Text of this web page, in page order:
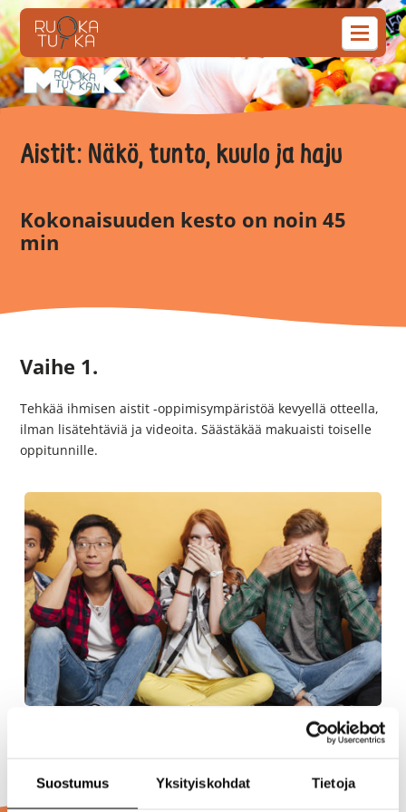
Suostumus Yksityiskohdat Tietoja
Aistit: Näkö, tunto, kuulo ja haju
Kokonaisuuden kesto on noin 45
min
Vaihe 1.
Tehkää ihmisen aistit -oppimisympäristöä kevyellä otteella,
ilman lisätehtäviä ja videoita. Säästäkää makuaisti toiselle
oppitunnille.